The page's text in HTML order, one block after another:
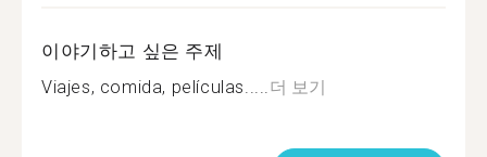
이야기하고 싶은 주제
Viajes, comida, películas.....더 보기